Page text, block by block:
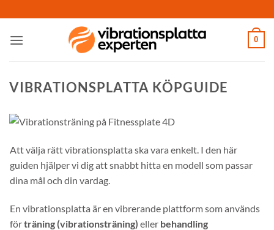
to
content
0
VIBRATIONSPLATTA KÖPGUIDE
Att välja rätt vibrationsplatta ska vara enkelt. I den här
guiden hjälper vi dig att snabbt hitta en modell som passar
dina mål och din vardag.
En vibrationsplatta är en vibrerande plattform som används
förträning (vibrationsträning) eller behandling